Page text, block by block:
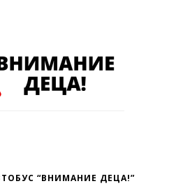
“ВНИМАНИЕ ДЕЦА!”